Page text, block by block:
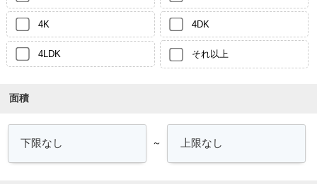
4K 4DK
4LDK それ以上
面積
～